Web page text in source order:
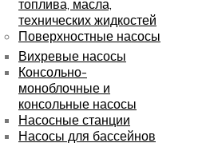
топлива, масла,
технических жидкостей
Поверхностные насосы
Вихревые насосы
Консольно-
моноблочные и
консольные насосы
Насосные станции
Насосы для бассейнов